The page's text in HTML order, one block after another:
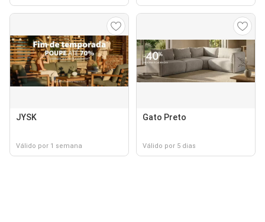
JYSK
Válido por 1 semana
Gato Preto
Válido por 5 dias